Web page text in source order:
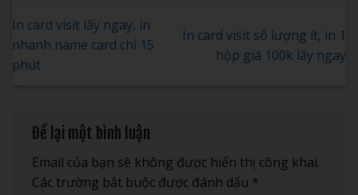
In card visit lấy ngay, in
nhanh name card chỉ 15
phút
In card visit số lượng ít, in 1
hộp giá 100k lấy ngay
Để lại một bình luận
Email của bạn sẽ không được hiển thị công khai.
Các trường bắt buộc được đánh dấu *